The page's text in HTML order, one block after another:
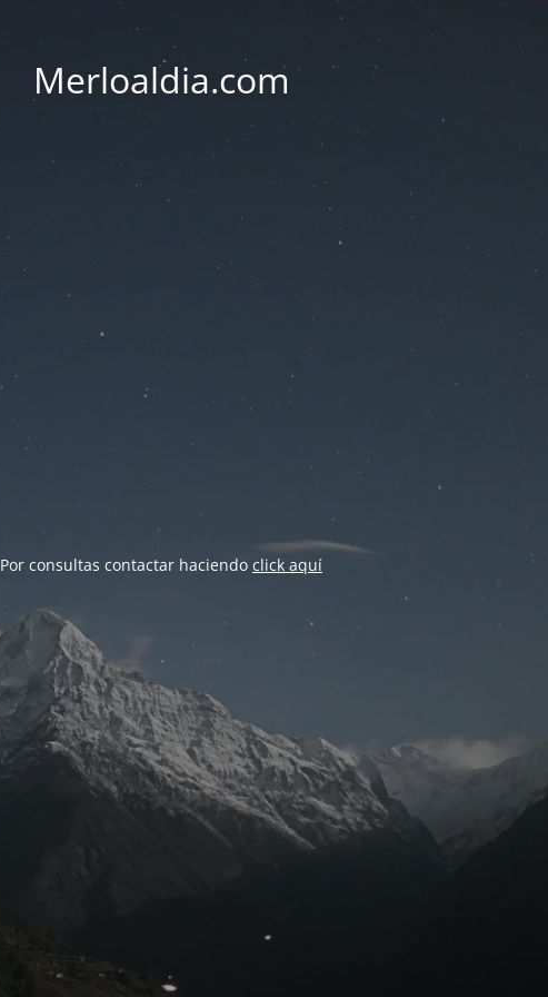
Merloaldia.com
Por consultas contactar haciendo click aquí